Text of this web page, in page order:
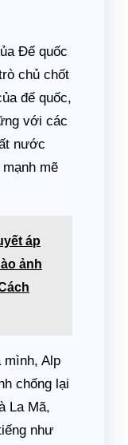
Đế quốc
chủ chốt
đế quốc,
với các
nước
mẽ
áp
ảnh
mình, Alp
chống lại
La Mã,
như